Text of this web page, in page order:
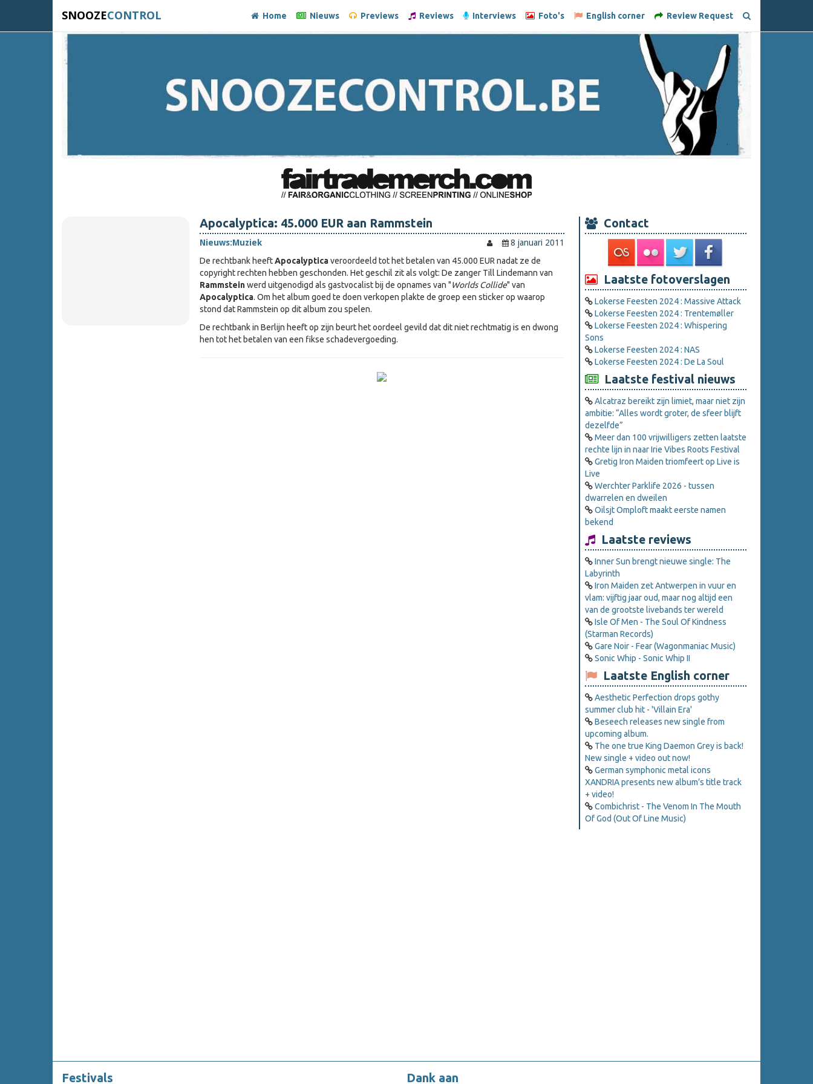
SNOOZECONTROL Home Nieuws Previews Reviews Interviews Foto's English corner Review Request
Apocalyptica: 45.000 EUR aan Rammstein
Nieuws:Muziek
8 januari 2011
De rechtbank heeftApocalypticaveroordeeld tot het betalen van 45.000 EUR nadat ze de
copyright rechten hebben geschonden. Het geschil zit als volgt: De zanger Till Lindemann van
Rammsteinwerd uitgenodigd als gastvocalist bij de opnames van "Worlds Collide" van
Apocalyptica. Om het album goed te doen verkopen plakte de groep een sticker op waarop
stond dat Rammstein op dit album zou spelen.
De rechtbank in Berlijn heeft op zijn beurt het oordeel gevild dat dit niet rechtmatig is en dwong
hen tot het betalen van een fikse schadevergoeding.
Contact
Laatste fotoverslagen
Lokerse Feesten 2024 : Massive Attack
Lokerse Feesten 2024 : Trentemøller
Lokerse Feesten 2024 : Whispering
Sons
Lokerse Feesten 2024 : NAS
Lokerse Feesten 2024 : De La Soul
Laatste festival nieuws
Alcatraz bereikt zijn limiet, maar niet zijn
ambitie: “Alles wordt groter, de sfeer blijft
dezelfde”
Meer dan 100 vrijwilligers zetten laatste
rechte lijn in naar Irie Vibes Roots Festival
Gretig Iron Maiden triomfeert op Live is
Live
Werchter Parklife 2026 - tussen
dwarrelen en dweilen
Oilsjt Omploft maakt eerste namen
bekend
Laatste reviews
Inner Sun brengt nieuwe single: The
Labyrinth
Iron Maiden zet Antwerpen in vuur en
vlam: vijftig jaar oud, maar nog altijd een
van de grootste livebands ter wereld
Isle Of Men - The Soul Of Kindness
(Starman Records)
Gare Noir - Fear (Wagonmaniac Music)
Sonic Whip - Sonic Whip II
Laatste English corner
Aesthetic Perfection drops gothy
summer club hit - 'Villain Era'
Beseech releases new single from
upcoming album.
The one true King Daemon Grey is back!
New single + video out now!
German symphonic metal icons
XANDRIA presents new album’s title track
+ video!
Combichrist - The Venom In The Mouth
Of God (Out Of Line Music)
Festivals Dank aan